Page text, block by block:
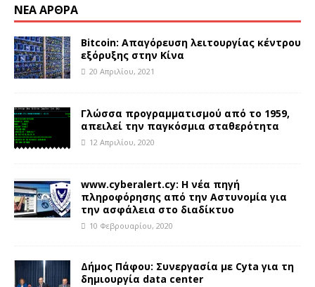
ΝΈΑ ΆΡΘΡΑ
Bitcoin: Απαγόρευση λειτουργίας κέντρου
εξόρυξης στην Κίνα
20 Απριλίου, 2021
Γλώσσα προγραμματισμού από το 1959,
απειλεί την παγκόσμια σταθερότητα
12 Απριλίου, 2020
www.cyberalert.cy: Η νέα πηγή
πληροφόρησης από την Αστυνομία για
την ασφάλεια στο διαδίκτυο
10 Φεβρουαρίου, 2020
Δήμος Πάφου: Συνεργασία με Cyta για τη
δημιουργία data center